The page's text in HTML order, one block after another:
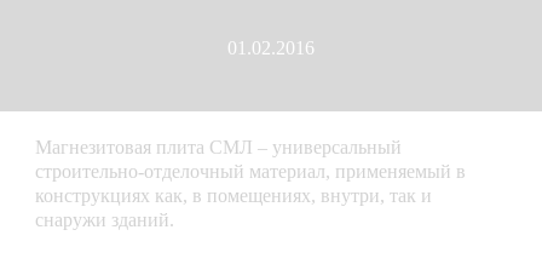
01.02.2016
Магнезитовая плита СМЛ – универсальный
строительно-отделочный материал, применяемый в
конструкциях как, в помещениях, внутри, так и
снаружи зданий.